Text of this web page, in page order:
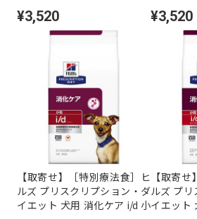
¥3,520 ¥3,520
【取寄せ】［特別療法食］ヒ
ルズ プリスクリプション・ダ
イエット 犬用 消化ケア i/d 小
【取寄
ルズ プ
イエット